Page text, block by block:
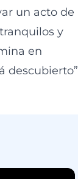
un acto de
y
en
descubierto”